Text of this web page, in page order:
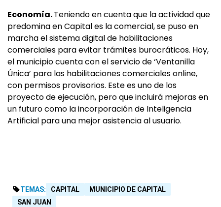
Economía.Teniendo en cuenta que la actividad que
predomina en Capital es la comercial, se puso en
marcha el sistema digital de habilitaciones
comerciales para evitar trámites burocráticos. Hoy,
el municipio cuenta con el servicio de ‘Ventanilla
Única’ para las habilitaciones comerciales online,
con permisos provisorios. Este es uno de los
proyecto de ejecución, pero que incluirá mejoras en
un futuro como la incorporación de Inteligencia
Artificial para una mejor asistencia al usuario.
TEMAS: CAPITAL
MUNICIPIO DE CAPITAL
SAN JUAN